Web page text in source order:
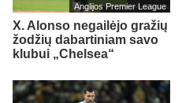
Anglijos Premier League
X. Alonso negailėjo gražių
žodžių dabartiniam savo
klubui „Chelsea“